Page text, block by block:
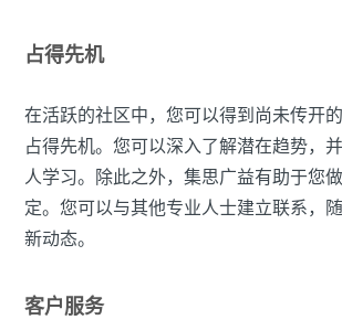
占得先机
在活跃的社区中，您可以得到尚未传开
占得先机。您可以深入了解潜在趋势，
人学习。除此之外，集思广益有助于您
定。您可以与其他专业人士建立联系，
新动态。
客户服务